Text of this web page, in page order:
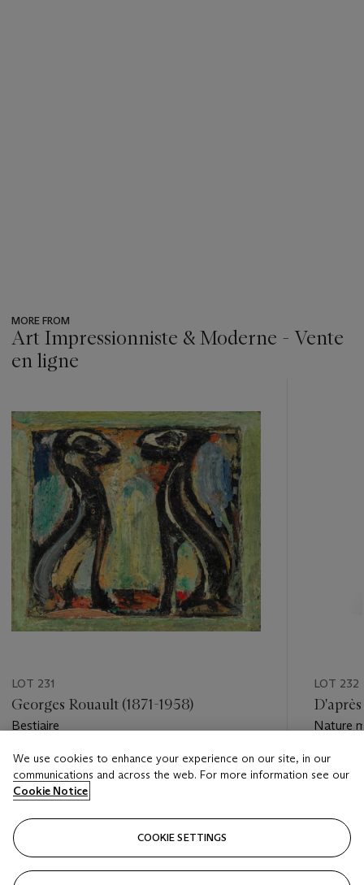
MORE FROM
Art Impressionniste & Moderne - Vente
en ligne
item_current_of_total_txt
LOT 231
Georges Rouault (1871-1958)
Bestiaire
Estimate
EUR 12,000 - EUR 18,000
Closed
LOT 232
Nature
Estimate
EUR
Closed
We use cookies to enhance your experience on our site, in our
communications and across the web. For more information see our
Cookie Notice
COOKIE SETTINGS